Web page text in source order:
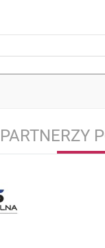
PARTNERZY